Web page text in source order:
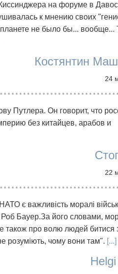
на форуме в
к мнению своих
не было бы... вообще...
Костянтин
24
Путлера. Он говорит, что
без китайцев, арабов и
22
є важливість моралі
Роб Бауер.За його словами,
також про волю людей битися
розуміють, чому вони там". [...]